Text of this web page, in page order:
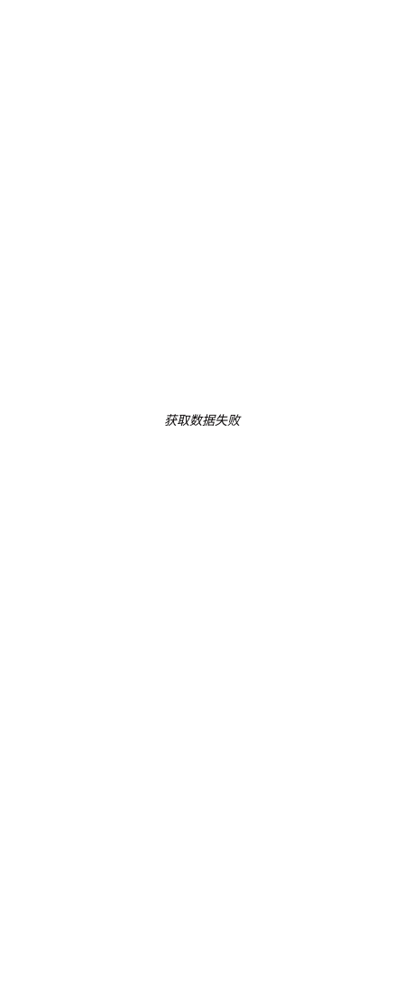
获取数据失败